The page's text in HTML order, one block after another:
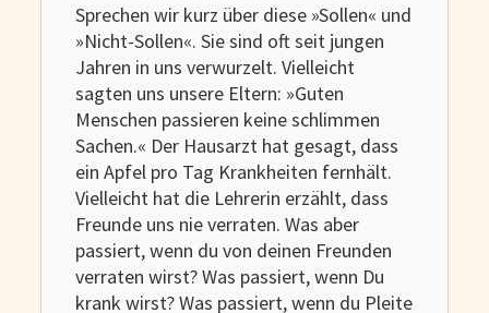
Sprechen wir kurz über diese »Sollen« und
»Nicht-Sollen«. Sie sind oft seit jungen
Jahren in uns verwurzelt. Vielleicht
sagten uns unsere Eltern: »Guten
Menschen passieren keine schlimmen
Sachen.« Der Hausarzt hat gesagt, dass
ein Apfel pro Tag Krankheiten fernhält.
Vielleicht hat die Lehrerin erzählt, dass
Freunde uns nie verraten. Was aber
passiert, wenn du von deinen Freunden
verraten wirst? Was passiert, wenn Du
krank wirst? Was passiert, wenn du Pleite